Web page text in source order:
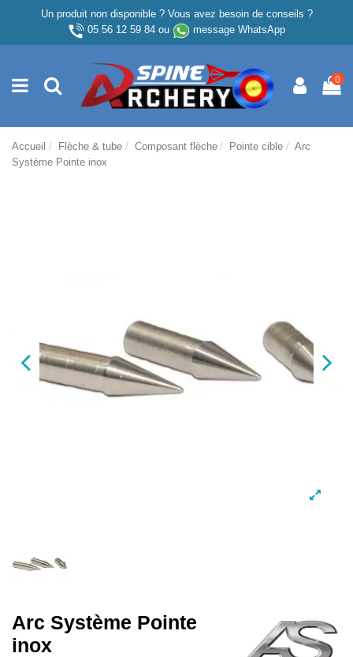
Un produit non disponible ? Vous avez besoin de conseils ?
05 56 12 59 84ou message WhatsApp
0
Accueil Flèche & tube Composant flèche Pointe cible
Arc
Système Pointe inox
Arc Système Pointe
inox